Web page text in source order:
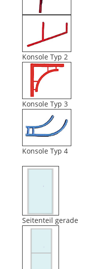
Konsole Typ 2
Konsole Typ 3
Konsole Typ 4
Seitenteil gerade